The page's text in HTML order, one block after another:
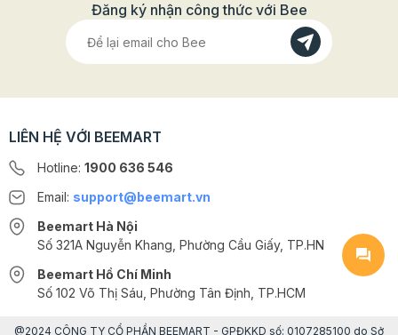
Đăng ký nhận công thức với Bee
LIÊN HỆ VỚI BEEMART
Hotline: 1900 636 546
Email: support@beemart.vn
Beemart Hà Nội
Số 321A Nguyễn Khang, Phường Cầu Giấy, TP.HN
Beemart Hồ Chí Minh
Số 102 Võ Thị Sáu, Phường Tân Định, TP.HCM
@2024 CÔNG TY CỔ PHẦN BEEMART - GPĐKKD số: 0107285100 do Sở